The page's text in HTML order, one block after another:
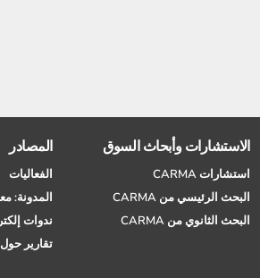
الاستشارات وأبحاث السوق
استشارات CARMA
البحث الرئيسي من CARMA
البحث الثانوي من CARMA
المصادر
الفعاليات
المدونة:
ندوات
تقارير